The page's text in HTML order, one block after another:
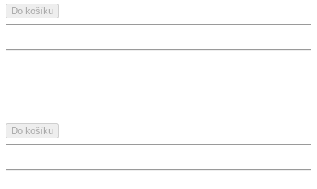
Do košíku
Do košíku